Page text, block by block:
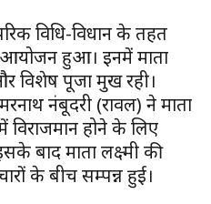
विधि-विधान के तहत
हुआ। इनमें माता
विशेष पूजा प्रमुख रही।
नंबूदरी (रावल) ने माता
विराजमान होने के लिए
बाद माता लक्ष्मी की
के बीच सम्पन्न हुई।